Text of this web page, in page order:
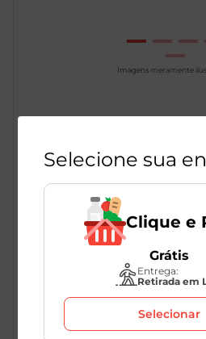
Imagens meramente
Unidade
-45%
Selecione sua
Clique e
Grátis
Entrega:
Retirada em
Selecionar